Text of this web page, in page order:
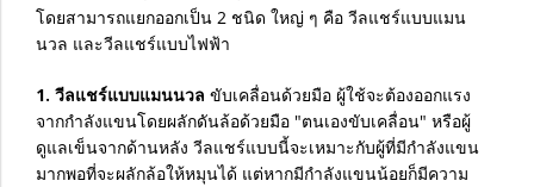
โดยสามารถแยกออกเป็น 2 ชนิด ใหญ่ ๆ คือ วีลแชร์แบบแมน
นวล และวีลแชร์แบบไฟฟ้า
1. วีลแชร์แบบแมนนวล ขับเคลื่อนด้วยมือ ผู้ใช้จะต้องออกแรง
จากกำลังแขนโดยผลักดันล้อด้วยมือ "ตนเองขับเคลื่อน" หรือผู้
ดูแลเข็นจากด้านหลัง วีลแชร์แบบนี้จะเหมาะกับผู้ที่มีกำลังแขน
มากพอที่จะผลักล้อให้หมุนได้ แต่หากมีกำลังแขนน้อยก็มีความ